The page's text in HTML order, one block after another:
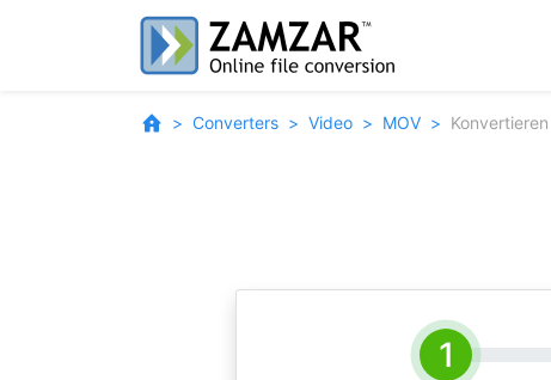
Converters Video MOV